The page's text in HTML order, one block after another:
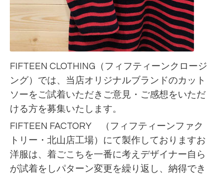
FIFTEEN CLOTHING（フィフティーンクロージ
ング）では、当店オリジナルブランドのカット
ソーをご試着いただきご意見・ご感想をいただ
ける方を募集いたします。
FIFTEEN FACTORY （フィフティーンファク
トリー・北山店工場）にて製作しておりますお
洋服は、着ごこちを一番に考えデザイナー自ら
が試着をしパターン変更を繰り返し、納得でき